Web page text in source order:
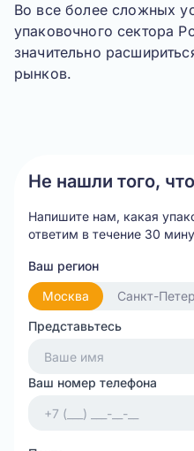
Во все более сложных
упаковочного сектора
значительно
рынков.
Не нашли того,
Напишите нам, какая
ответим в течение 30
Ваш регион
Москва
Санкт-
Представьтесь
Ваш номер телефона